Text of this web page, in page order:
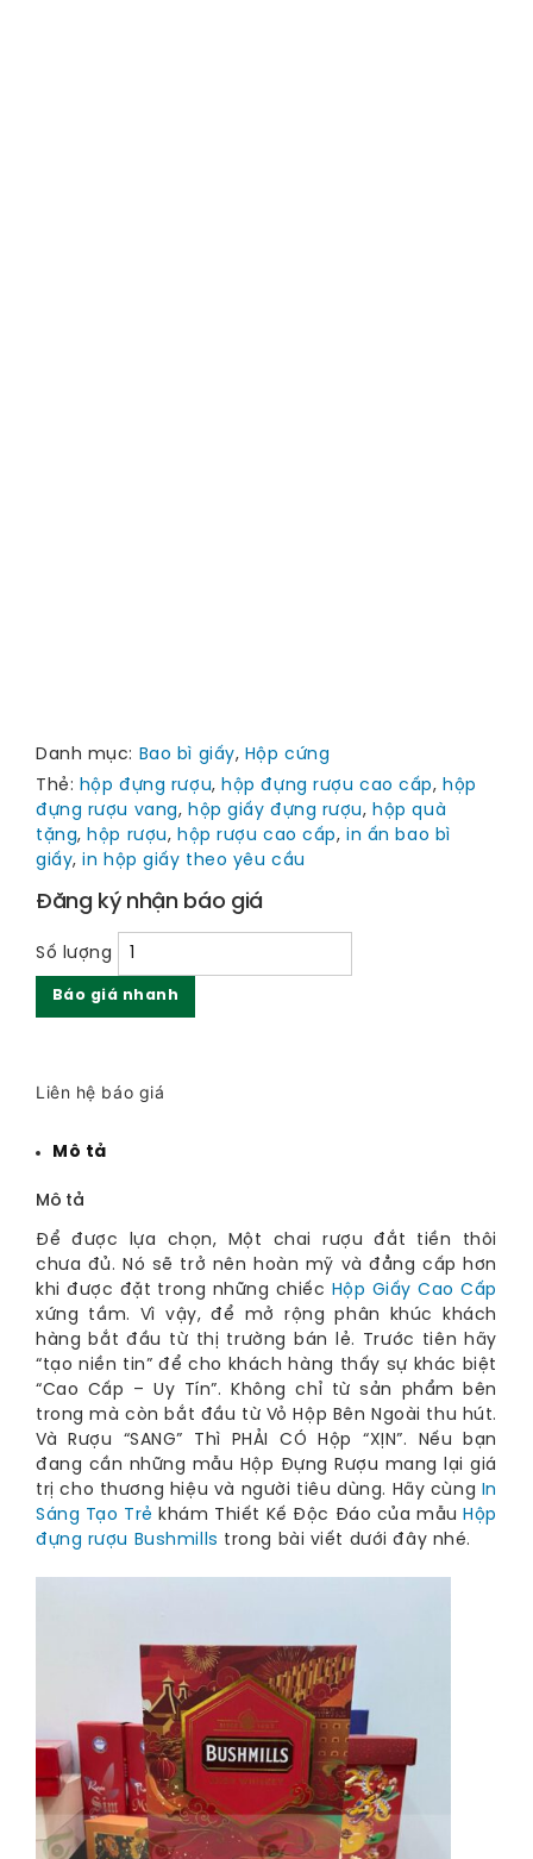
Danh mục: Bao bì giấy, Hộp cứng
Thẻ: hộp đựng rượu, hộp đựng rượu cao cấp, hộp
đựng rượu vang, hộp giấy đựng rượu, hộp quà
tặng, hộp rượu, hộp rượu cao cấp,in ấn bao bì
giấy,in hộp giấy theo yêu cầu
Đăng ký nhận báo giá
Số lượng
Báo giá nhanh
Liên hệ báo giá
Mô tả
Mô tả
Để được lựa chọn, Một chai rượu đắt tiền thôi
chưa đủ. Nó sẽ trở nên hoàn mỹ và đẳng cấp hơn
khi được đặt trong những chiếc Hộp Giấy Cao Cấp
xứng tầm. Vì vậy, để mở rộng phân khúc khách
hàng bắt đầu từ thị trường bán lẻ. Trước tiên hãy
“tạo niền tin” để cho khách hàng thấy sự khác biệt
“Cao Cấp – Uy Tín”. Không chỉ từ sản phẩm bên
trong mà còn bắt đầu từ Vỏ Hộp Bên Ngoài thu hút.
Và Rượu “SANG” Thì PHẢI CÓ Hộp “XỊN”. Nếu bạn
đang cần những mẫu Hộp Đựng Rượu mang lại giá
trị cho thương hiệu và người tiêu dùng. Hãy cùng In
Sáng Tạo Trẻ khám Thiết Kế Độc Đáo của mẫu Hộp
đựng rượu Bushmills trong bài viết dưới đây nhé.